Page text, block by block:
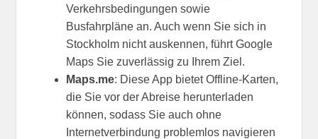
Verkehrsbedingungen sowie
Busfahrpläne an. Auch wenn Sie sich in
Stockholm nicht auskennen, führt Google
Maps Sie zuverlässig zu Ihrem Ziel.
Maps.me: Diese App bietet Offline-Karten,
die Sie vor der Abreise herunterladen
können, sodass Sie auch ohne
Internetverbindung problemlos navigieren